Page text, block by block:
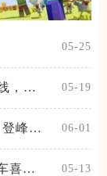
05-25
，女
05-19
峰测
06-01
喜迎
05-13